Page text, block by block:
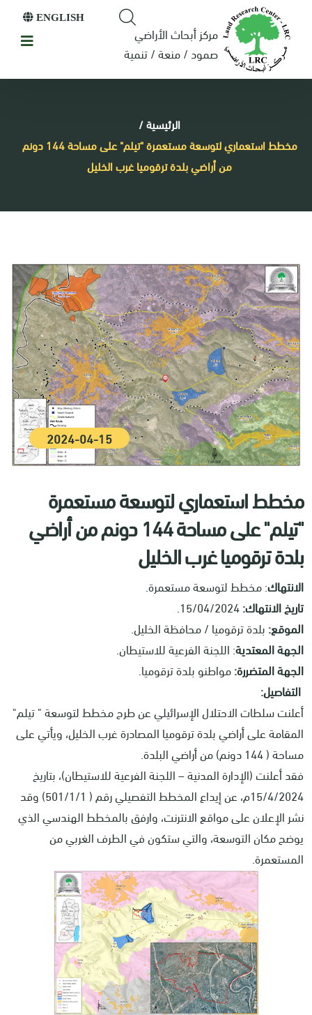
مركز أبحاث الأراضي
صمود / منعة / تنمية
ENGLISH
الرئيسية/
مخطط استعماري لتوسعة مستعمرة "تيلم" على مساحة 144 دونم
من أراضي بلدة ترقوميا غرب الخليل
2024-04-15
مخطط استعماري لتوسعة مستعمرة
"تيلم" على مساحة 144 دونم من أراضي
بلدة ترقوميا غرب الخليل
الانتهاك: مخطط لتوسعة مستعمرة.
تاريخ الانتهاك:
الموقع:بلدة ترقوميا / محافظة الخليل.
الجهة المعتدية: اللجنة الفرعية للاستيطان.
الجهة المتضررة:مواطنو بلدة ترقوميا.
التفاصيل:
أعلنت سلطات الاحتلال الإسرائيلي عن طرح مخطط لتوسعة " تيلم"
المقامة على أراضي بلدة ترقوميا المصادرة غرب الخليل، ويأتي على
مساحة ( 144 دونم) من أراضي البلدة.
فقد أعلنت (الإدارة المدنية – اللجنة الفرعية للاستيطان)، بتاريخ
15/4/2024م، عن إيداع المخطط التفصيلي رقم ( 501/1/1) وقد
نشر الإعلان على مواقع الانترنت، وارفق بالمخطط الهندسي الذي
يوضح مكان التوسعة، والتي ستكون في الطرف الغربي من
المستعمرة.